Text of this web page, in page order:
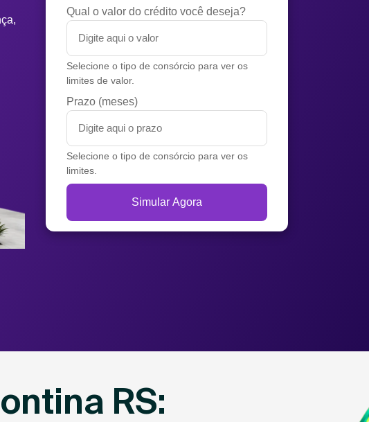
Qual o valor do crédito você deseja?
Selecione o tipo de consórcio para ver os
limites de valor.
Prazo (meses)
Selecione o tipo de consórcio para ver os
limites.
Simular Agora
RS: